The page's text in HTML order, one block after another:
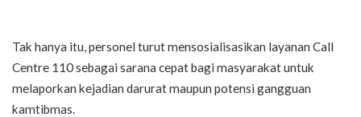
Tak hanya itu, personel turut mensosialisasikan layanan Call
Centre 110 sebagai sarana cepat bagi masyarakat untuk
melaporkan kejadian darurat maupun potensi gangguan
kamtibmas.